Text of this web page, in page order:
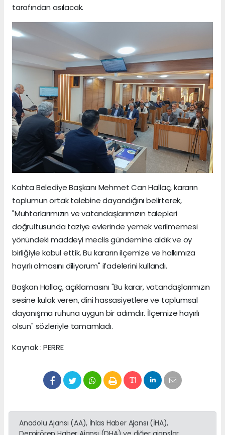
tarafından asılacak.
Kahta Belediye Başkanı Mehmet Can Hallaç, kararın
toplumun ortak talebine dayandığını belirterek,
"Muhtarlarımızın ve vatandaşlarımızın talepleri
doğrultusunda taziye evlerinde yemek verilmemesi
yönündeki maddeyi meclis gündemine aldık ve oy
birliğiyle kabul ettik. Bu kararın ilçemize ve halkımıza
hayırlı olmasını diliyorum" ifadelerini kullandı.
Başkan Hallaç, açıklamasını "Bu karar, vatandaşlarımızın
sesine kulak veren, dini hassasiyetlere ve toplumsal
dayanışma ruhuna uygun bir adımdır. İlçemize hayırlı
olsun" sözleriyle tamamladı.
Kaynak : PERRE
Anadolu Ajansı (AA), İhlas Haber Ajansı (İHA),